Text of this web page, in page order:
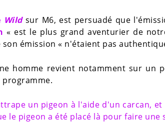
Wildsur M6, est persuadé que
« est le plus grand aventurier de
émission « n'étaient pas
homme revient notamment sur un
un pigeon à l'aide d'un carcan,
le pigeon a été placé là pour faire une